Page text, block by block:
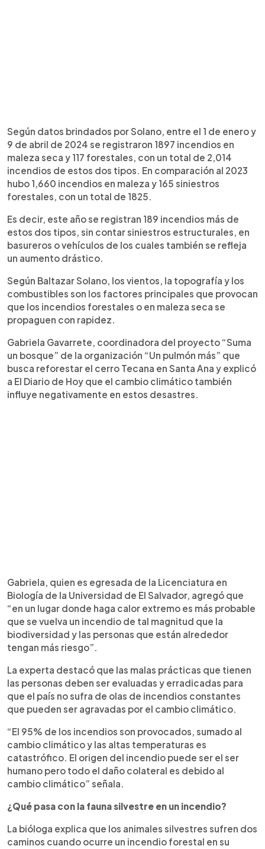
Según datos brindados por Solano, entre el 1 de enero y
9 de abril de 2024 se registraron 1897 incendios en
maleza seca y 117 forestales, con un total de 2,014
incendios de estos dos tipos. En comparación al 2023
hubo 1,660 incendios en maleza y 165 siniestros
forestales, con un total de 1825.
Es decir, este año se registran 189 incendios más de
estos dos tipos, sin contar siniestros estructurales, en
basureros o vehículos de los cuales también se refleja
un aumento drástico.
Según Baltazar Solano, los vientos, la topografía y los
combustibles son los factores principales que provocan
que los incendios forestales o en maleza seca se
propaguen con rapidez.
Gabriela Gavarrete, coordinadora del proyecto “Suma
un bosque” de la organización “Un pulmón más” que
busca reforestar el cerro Tecana en Santa Ana y explicó
a El Diario de Hoy que el cambio climático también
influye negativamente en estos desastres.
Gabriela, quien es egresada de la Licenciatura en
Biología de la Universidad de El Salvador, agregó que
“en un lugar donde haga calor extremo es más probable
que se vuelva un incendio de tal magnitud que la
biodiversidad y las personas que están alrededor
tengan más riesgo”.
La experta destacó que las malas prácticas que tienen
las personas deben ser evaluadas y erradicadas para
que el país no sufra de olas de incendios constantes
que pueden ser agravadas por el cambio climático.
“El 95% de los incendios son provocados, sumado al
cambio climático y las altas temperaturas es
catastrófico. El origen del incendio puede ser el ser
humano pero todo el daño colateral es debido al
cambio climático” señala.
¿Qué pasa con la fauna silvestre en un incendio?
La bióloga explica que los animales silvestres sufren dos
caminos cuando ocurre un incendio forestal en su